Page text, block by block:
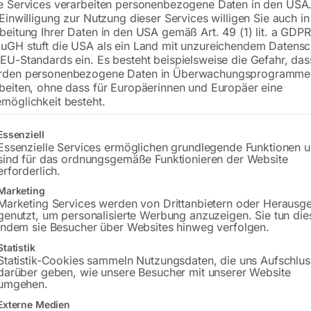
€342,00
inkl. MwSt. zzgl.Versandkosten
Lieferzeit:ca. 5 - 10 Werktage
Versandkosten Standard (Österreich):
Sie haben
Gerne
Anfrageformular
Services verarbeiten personenbezogene Daten in den
zur Nutzung dieser Services willigen Sie auch
Ihrer Daten in den USA gemäß Art. 49 (1) lit. a
stuft die USA als ein Land mit unzureichendem
Standards ein. Es besteht beispielsweise die Gefahr,
personenbezogene Daten in
ohne dass für Europäerinnen und Europäer eine
besteht.
eine Liste der Service-Gruppen, für die eine Einwilligung erteilt
Services ermöglichen grundlegende Funktionen
für das ordnungsgemäße Funktionieren der Website
Services werden von Drittanbietern oder
um personalisierte Werbung anzuzeigen. Sie tun
sie Besucher über Websites hinweg verfolgen.
Cookies sammeln Nutzungsdaten, die uns
geben, wie unsere Besucher mit unserer Website
Medien